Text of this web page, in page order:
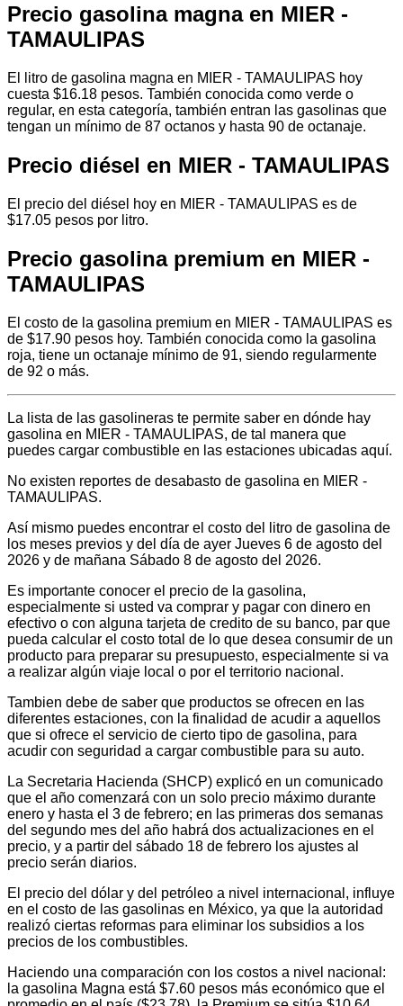
Precio gasolina magna en MIER -
TAMAULIPAS
El litro de gasolina magna en MIER - TAMAULIPAS hoy
cuesta $16.18 pesos. También conocida como verde o
regular, en esta categoría, también entran las gasolinas que
tengan un mínimo de 87 octanos y hasta 90 de octanaje.
Precio diésel en MIER - TAMAULIPAS
El precio del diésel hoy en MIER - TAMAULIPAS es de
$17.05 pesos por litro.
Precio gasolina premium en MIER -
TAMAULIPAS
El costo de la gasolina premium en MIER - TAMAULIPAS es
de $17.90 pesos hoy. También conocida como la gasolina
roja, tiene un octanaje mínimo de 91, siendo regularmente
de 92 o más.
La lista de las gasolineras te permite saber en dónde hay
gasolina en MIER - TAMAULIPAS, de tal manera que
puedes cargar combustible en las estaciones ubicadas aquí.
No existen reportes de desabasto de gasolina en MIER -
TAMAULIPAS.
Así mismo puedes encontrar el costo del litro de gasolina de
los meses previos y del día de ayer Jueves 6 de agosto del
2026 y de mañana Sábado 8 de agosto del 2026.
Es importante conocer el precio de la gasolina,
especialmente si usted va comprar y pagar con dinero en
efectivo o con alguna tarjeta de credito de su banco, par que
pueda calcular el costo total de lo que desea consumir de un
producto para preparar su presupuesto, especialmente si va
a realizar algún viaje local o por el territorio nacional.
Tambien debe de saber que productos se ofrecen en las
diferentes estaciones, con la finalidad de acudir a aquellos
que si ofrece el servicio de cierto tipo de gasolina, para
acudir con seguridad a cargar combustible para su auto.
La Secretaria Hacienda (SHCP) explicó en un comunicado
que el año comenzará con un solo precio máximo durante
enero y hasta el 3 de febrero; en las primeras dos semanas
del segundo mes del año habrá dos actualizaciones en el
precio, y a partir del sábado 18 de febrero los ajustes al
precio serán diarios.
El precio del dólar y del petróleo a nivel internacional, influye
en el costo de las gasolinas en México, ya que la autoridad
realizó ciertas reformas para eliminar los subsidios a los
precios de los combustibles.
Haciendo una comparación con los costos a nivel nacional:
la gasolina Magna está $7.60 pesos más económico que el